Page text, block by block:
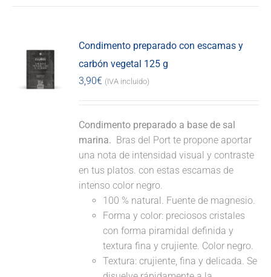
Condimento preparado con escamas y
carbón vegetal 125 g
3,90€ (IVA incluido)
Condimento preparado a base de sal
marina. Bras del Port te propone aportar
una nota de intensidad visual y contraste
en tus platos. con estas escamas de
intenso color negro.
100 % natural. Fuente de magnesio.
Forma y color: preciosos cristales
con forma piramidal definida y
textura fina y crujiente. Color negro.
Textura: crujiente, fina y delicada. Se